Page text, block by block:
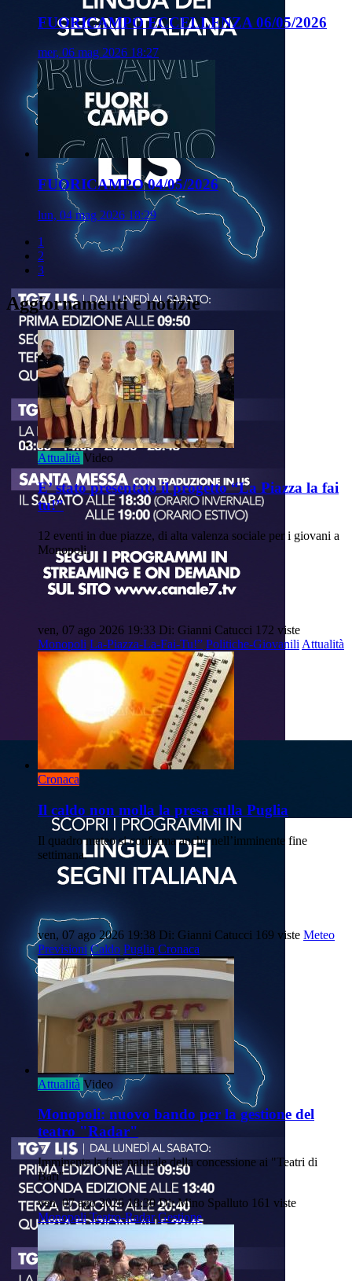
FUORICAMPO ECCELLENZA 06/05/2026
mer, 06 mag 2026 18:27
FUORICAMPO 04/05/2026
lun, 04 mag 2026 18:29
1
2
3
Aggiornamenti e notizie
Attualità Video
E’ stato presentato il progetto “La Piazza la fai
tu!”
12 eventi in due piazze, di alta valenza sociale per i giovani a
Monopoli.
ven, 07 ago 2026 19:33 Di: Gianni Catucci 172 viste
Monopoli La-Piazza-La-Fai-Tu!” Politiche-Giovanili Attualità
Cronaca
Il caldo non molla la presa sulla Puglia
Il quadro meteo si conferma anche nell’imminente fine
settimana.
ven, 07 ago 2026 19:38 Di: Gianni Catucci 169 viste Meteo
Previsioni Caldo Puglia Cronaca
Attualità Video
Monopoli: nuovo bando per la gestione del
teatro "Radar"
Imminente la fine naturale della concessione ai "Teatri di
Bari"
ven, 07 ago 2026 18:30 Di: Mino Spalluto 161 viste
Monopoli Teatro-Radar Gestione